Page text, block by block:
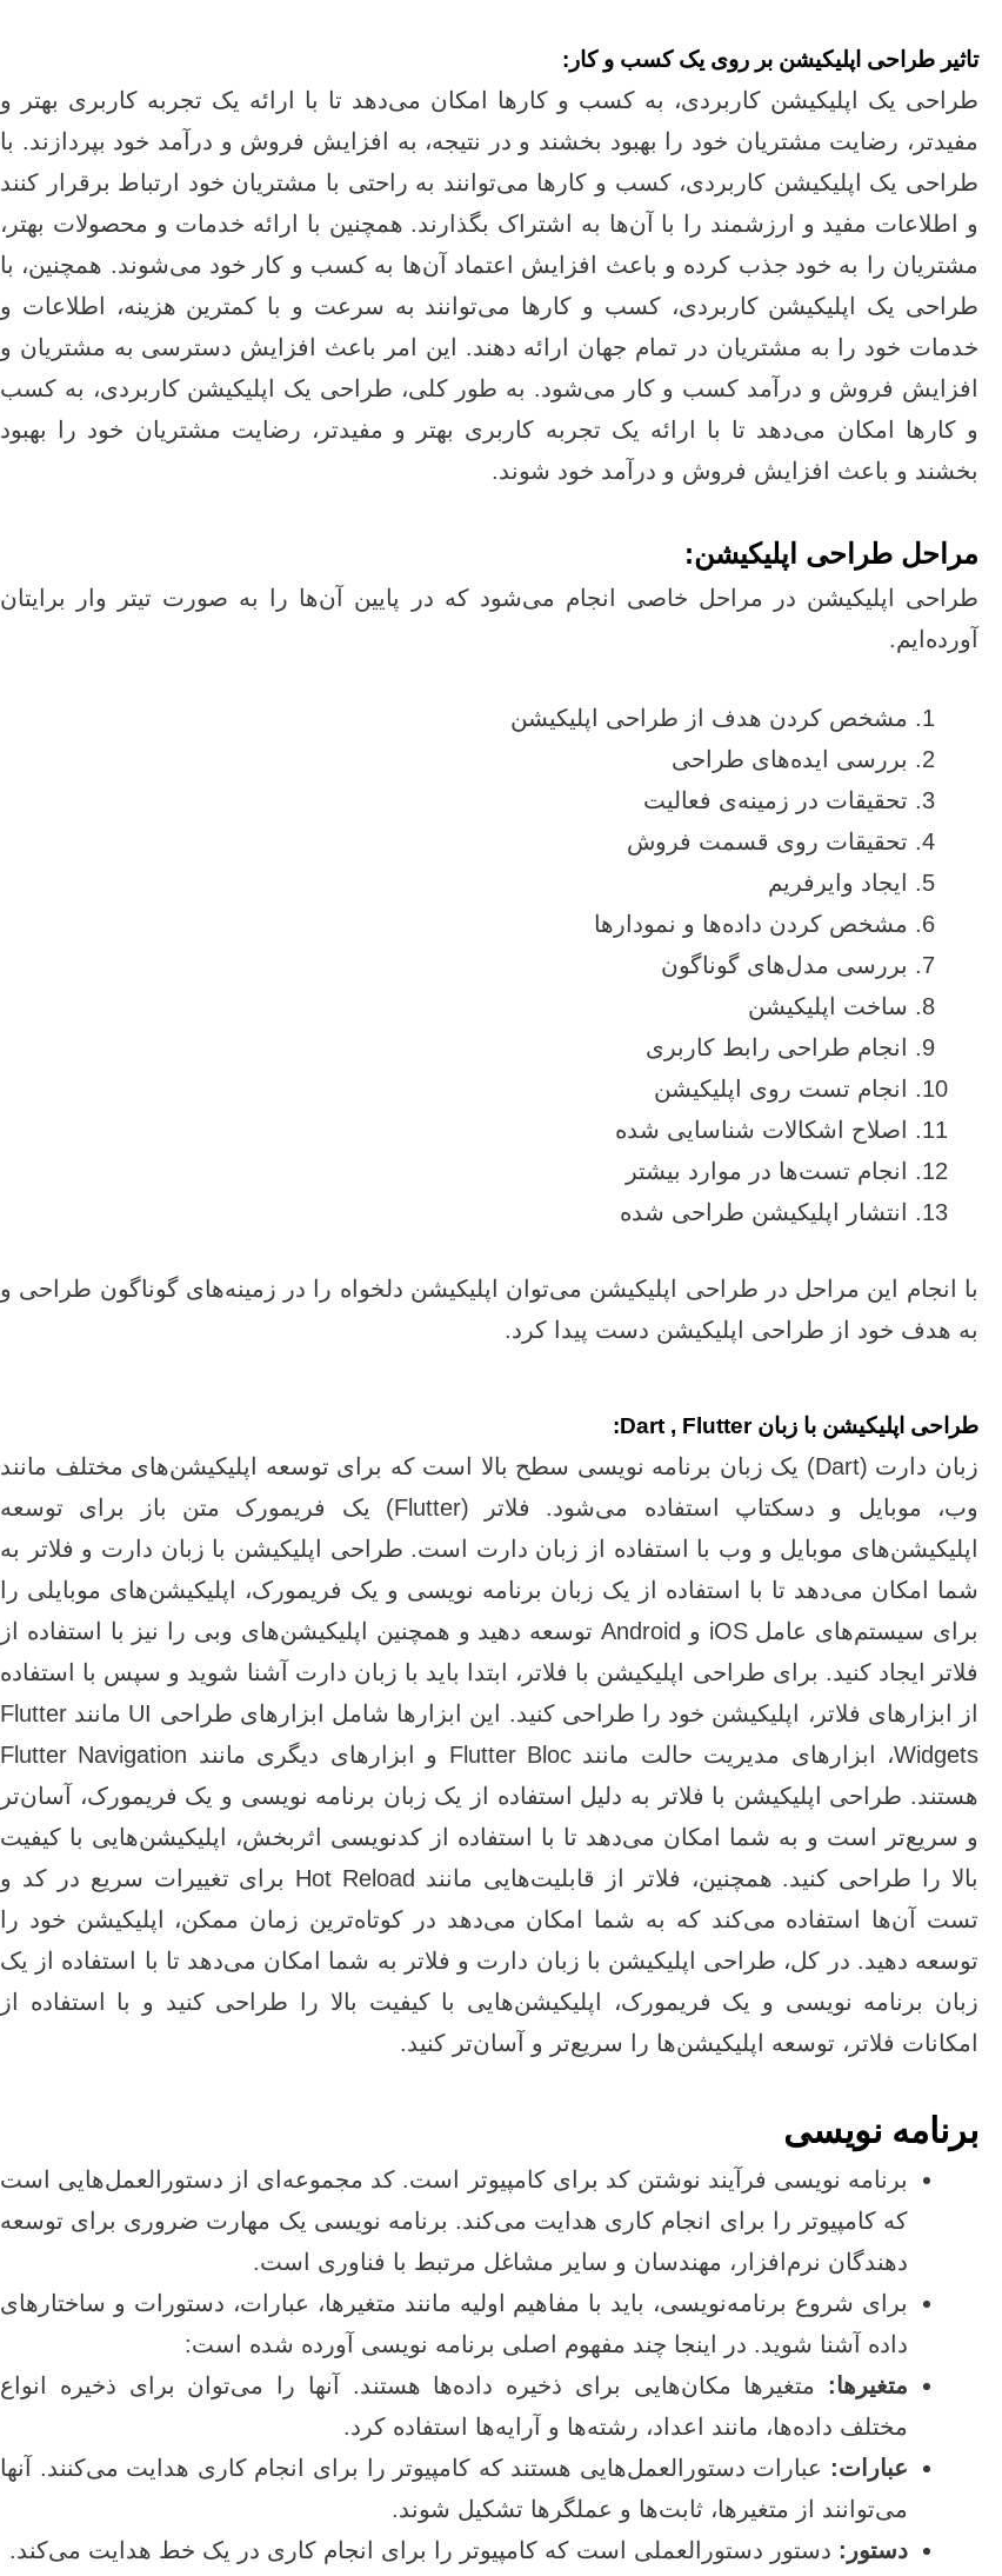
تاثیر طراحی اپلیکیشن بر روی یک کسب و کار:
طراحی یک اپلیکیشن کاربردی، به کسب و کارها امکان می‌دهد تا با ارائه یک تجربه کاربری بهتر و
مفیدتر، رضایت مشتریان خود را بهبود بخشند و در نتیجه، به افزایش فروش و درآمد خود بپردازند. با
طراحی یک اپلیکیشن کاربردی، کسب و کارها می‌توانند به راحتی با مشتریان خود ارتباط برقرار کنند
و اطلاعات مفید و ارزشمند را با آن‌ها به اشتراک بگذارند. همچنین با ارائه خدمات و محصولات بهتر،
مشتریان را به خود جذب کرده و باعث افزایش اعتماد آن‌ها به کسب و کار خود می‌شوند. همچنین، با
طراحی یک اپلیکیشن کاربردی، کسب و کارها می‌توانند به سرعت و با کمترین هزینه، اطلاعات و
خدمات خود را به مشتریان در تمام جهان ارائه دهند. این امر باعث افزایش دسترسی به مشتریان و
افزایش فروش و درآمد کسب و کار می‌شود. به طور کلی، طراحی یک اپلیکیشن کاربردی، به کسب
و کارها امکان می‌دهد تا با ارائه یک تجربه کاربری بهتر و مفیدتر، رضایت مشتریان خود را بهبود
بخشند و باعث افزایش فروش و درآمد خود شوند.
مراحل طراحی اپلیکیشن:
طراحی اپلیکیشن در مراحل خاصی انجام می‌شود که در پایین آن‌ها را به صورت تیتر وار برایتان
آورده‌ایم.
مشخص کردن هدف از طراحی اپلیکیشن
بررسی ایده‌های طراحی
تحقیقات در زمینه‌ی فعالیت
تحقیقات روی قسمت فروش
ایجاد وایرفریم
مشخص کردن داده‌ها و نمودارها
بررسی مدل‌های گوناگون
ساخت اپلیکیشن
انجام طراحی رابط کاربری
انجام تست روی اپلیکیشن
اصلاح اشکالات شناسایی شده
انجام تست‌ها در موارد بیشتر
انتشار اپلیکیشن طراحی شده
با انجام این مراحل در طراحی اپلیکیشن می‌توان اپلیکیشن دلخواه را در زمینه‌های گوناگون طراحی و
به هدف خود از طراحی اپلیکیشن دست پیدا کرد.
طراحی اپلیکیشن با زبان Dart , Flutter:
زبان دارت (Dart) یک زبان برنامه‌ نویسی سطح بالا است که برای توسعه اپلیکیشن‌های مختلف مانند
وب، موبایل و دسکتاپ استفاده می‌شود. فلاتر (Flutter) یک فریمورک متن‌ باز برای توسعه
اپلیکیشن‌های موبایل و وب با استفاده از زبان دارت است. طراحی اپلیکیشن با زبان دارت و فلاتر به
شما امکان می‌دهد تا با استفاده از یک زبان برنامه‌ نویسی و یک فریمورک، اپلیکیشن‌های موبایلی را
برای سیستم‌های عامل iOS و Android توسعه دهید و همچنین اپلیکیشن‌های وبی را نیز با استفاده از
فلاتر ایجاد کنید. برای طراحی اپلیکیشن با فلاتر، ابتدا باید با زبان دارت آشنا شوید و سپس با استفاده
از ابزارهای فلاتر، اپلیکیشن خود را طراحی کنید. این ابزارها شامل ابزارهای طراحی UI مانند Flutter
Widgets، ابزارهای مدیریت حالت مانند Flutter Bloc و ابزارهای دیگری مانند Flutter Navigation
هستند. طراحی اپلیکیشن با فلاتر به دلیل استفاده از یک زبان برنامه‌ نویسی و یک فریمورک، آسان‌تر
و سریع‌تر است و به شما امکان می‌دهد تا با استفاده از کدنویسی اثربخش، اپلیکیشن‌هایی با کیفیت
بالا را طراحی کنید. همچنین، فلاتر از قابلیت‌هایی مانند Hot Reload برای تغییرات سریع در کد و
تست آن‌ها استفاده می‌کند که به شما امکان می‌دهد در کوتاه‌ترین زمان ممکن، اپلیکیشن خود را
توسعه دهید. در کل، طراحی اپلیکیشن با زبان دارت و فلاتر به شما امکان می‌دهد تا با استفاده از یک
زبان برنامه‌ نویسی و یک فریمورک، اپلیکیشن‌هایی با کیفیت بالا را طراحی کنید و با استفاده از
امکانات فلاتر، توسعه اپلیکیشن‌ها را سریع‌تر و آسان‌تر کنید.
برنامه نویسی
برنامه‌ نویسی فرآیند نوشتن کد برای کامپیوتر است. کد مجموعه‌ای از دستورالعمل‌هایی است
که کامپیوتر را برای انجام کاری هدایت می‌کند. برنامه‌ نویسی یک مهارت ضروری برای توسعه
دهندگان نرم‌افزار، مهندسان و سایر مشاغل مرتبط با فناوری است.
برای شروع برنامه‌نویسی، باید با مفاهیم اولیه مانند متغیرها، عبارات، دستورات و ساختارهای
داده آشنا شوید. در اینجا چند مفهوم اصلی برنامه‌ نویسی آورده شده است:
متغیرها: متغیرها مکان‌هایی برای ذخیره داده‌ها هستند. آنها را می‌توان برای ذخیره انواع
مختلف داده‌ها، مانند اعداد، رشته‌ها و آرایه‌ها استفاده کرد.
عبارات: عبارات دستورالعمل‌هایی هستند که کامپیوتر را برای انجام کاری هدایت می‌کنند. آنها
می‌توانند از متغیرها، ثابت‌ها و عملگرها تشکیل شوند.
دستور: دستور دستورالعملی است که کامپیوتر را برای انجام کاری در یک خط هدایت می‌کند.